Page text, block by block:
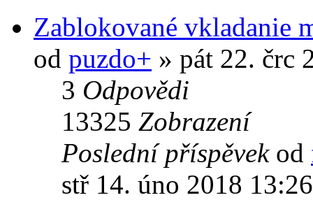
Zablokované vkladanie
od puzdo+ » pát 22. črc
3 Odpovědi
13325 Zobrazení
Poslední příspěvek od
stř 14. úno 2018